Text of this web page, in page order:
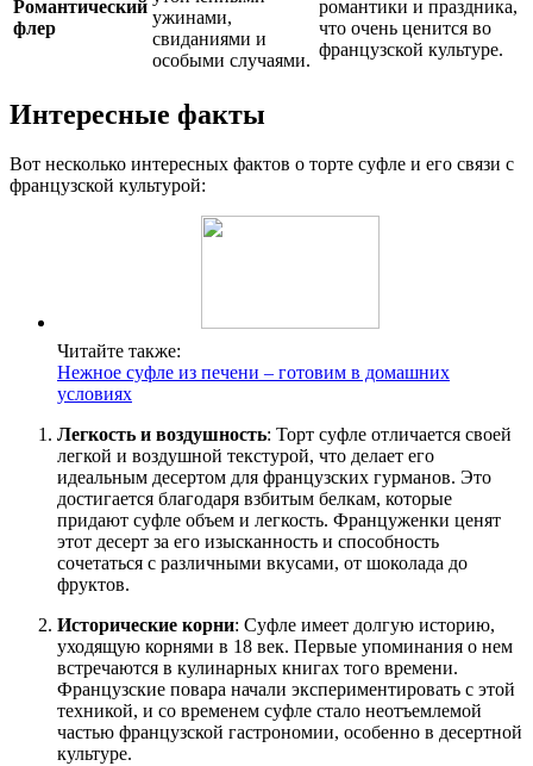
Романтический
флер
ужинами,
свиданиями и
особыми случаями.
романтики и праздника,
что очень ценится во
французской культуре.
Интересные факты
Вот несколько интересных фактов о торте суфле и его связи с
французской культурой:
Читайте также:
Нежное суфле из печени – готовим в домашних
условиях
Легкость и воздушность: Торт суфле отличается своей
легкой и воздушной текстурой, что делает его
идеальным десертом для французских гурманов. Это
достигается благодаря взбитым белкам, которые
придают суфле объем и легкость. Француженки ценят
этот десерт за его изысканность и способность
сочетаться с различными вкусами, от шоколада до
фруктов.
Исторические корни: Суфле имеет долгую историю,
уходящую корнями в 18 век. Первые упоминания о нем
встречаются в кулинарных книгах того времени.
Французские повара начали экспериментировать с этой
техникой, и со временем суфле стало неотъемлемой
частью французской гастрономии, особенно в десертной
культуре.